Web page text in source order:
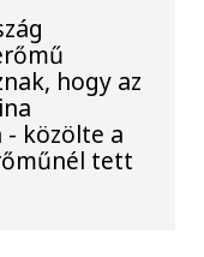
hogy az
közölte a
tett